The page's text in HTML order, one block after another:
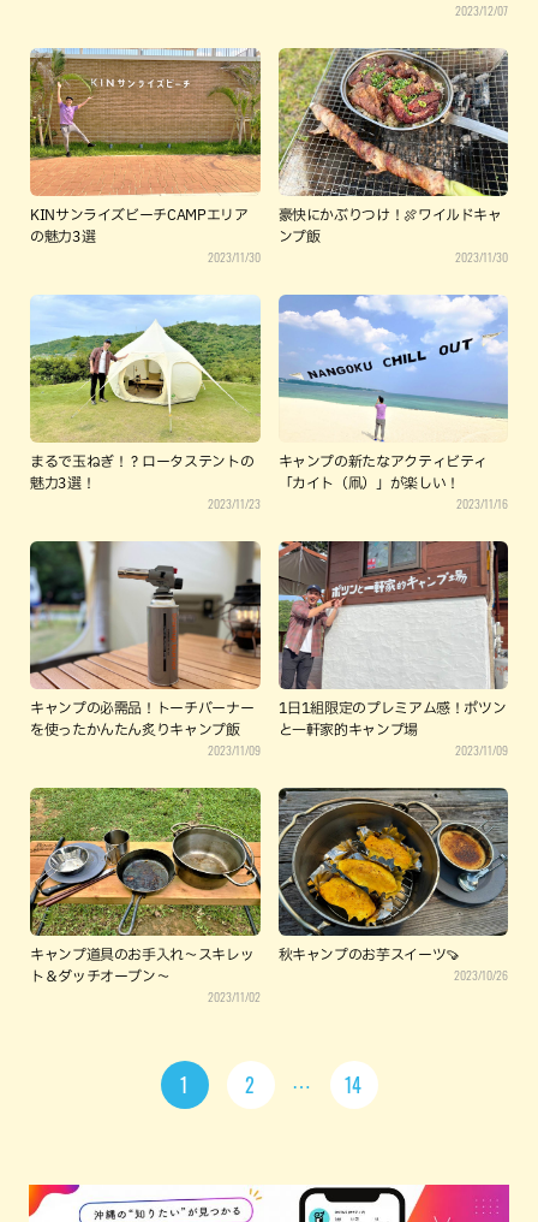
2023/12/07
KINサンライズビーチCAMPエリア
の魅力3選
2023/11/30
豪快にかぶりつけ！🍖ワイルドキャ
ンプ飯
2023/11/30
まるで玉ねぎ！？ロータステントの
魅力3選！
2023/11/23
キャンプの新たなアクティビティ
「カイト（凧）」が楽しい！
2023/11/16
キャンプの必需品！トーチバーナー
を使ったかんたん炙りキャンプ飯
2023/11/09
1日1組限定のプレミアム感！ポツン
と一軒家的キャンプ場
2023/11/09
キャンプ道具のお手入れ～スキレッ
ト＆ダッチオーブン～
2023/11/02
秋キャンプのお芋スイーツ🍠
2023/10/26
1 2 14